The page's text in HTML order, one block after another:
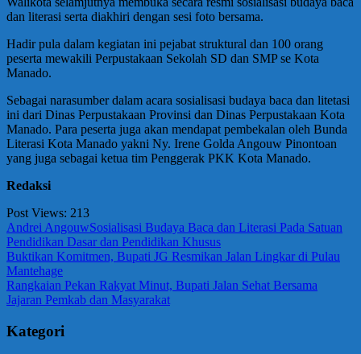
dan literasi serta diakhiri dengan sesi foto bersama.
Hadir pula dalam kegiatan ini pejabat struktural dan 100 orang
peserta mewakili Perpustakaan Sekolah SD dan SMP se Kota
Manado.
Sebagai narasumber dalam acara sosialisasi budaya baca dan litetasi
ini dari Dinas Perpustakaan Provinsi dan Dinas Perpustakaan Kota
Manado. Para peserta juga akan mendapat pembekalan oleh Bunda
Literasi Kota Manado yakni Ny. Irene Golda Angouw Pinontoan
yang juga sebagai ketua tim Penggerak PKK Kota Manado.
Redaksi
Post Views: 213
Andrei AngouwSosialisasi Budaya Baca dan Literasi Pada Satuan
Pendidikan Dasar dan Pendidikan Khusus
Navigasi
pos
Previous
Post:
Buktikan Komitmen, Bupati JG Resmikan Jalan Lingkar di Pulau
Mantehage
Next
Post:
Rangkaian Pekan Rakyat Minut, Bupati Jalan Sehat Bersama
Jajaran Pemkab dan Masyarakat
Kategori